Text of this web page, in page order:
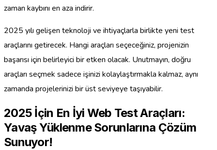
zaman kaybını en aza indirir.
2025 yılı gelişen teknoloji ve ihtiyaçlarla birlikte yeni test
araçlarını getirecek. Hangi araçları seçeceğiniz, projenizin
başarısı için belirleyici bir etken olacak. Unutmayın, doğru
araçları seçmek sadece işinizi kolaylaştırmakla kalmaz, aynı
zamanda projelerinizi bir üst seviyeye taşıyabilir.
2025 İçin En İyi Web Test Araçları:
Yavaş Yüklenme Sorunlarına Çözüm
Sunuyor!